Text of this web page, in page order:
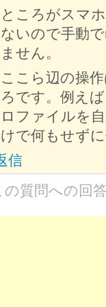
ところがスマ
ないので手動
ません。
ここら辺の操
ろです。例え
ロファイルを
けで何もせず
信
の質問への回